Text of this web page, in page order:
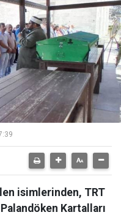
isimlerinden, TRT
Kartalları